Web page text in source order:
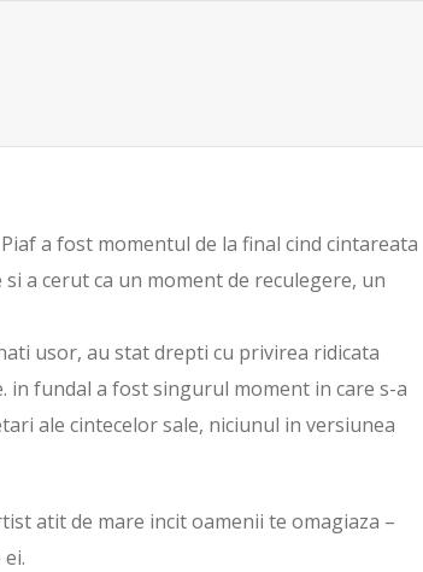
a fost momentul de la final cind cintareata
a cerut ca un moment de reculegere, un
usor, au stat drepti cu privirea ridicata
in fundal a fost singurul moment in care s-a
ale cintecelor sale, niciunul in versiunea
atit de mare incit oamenii te omagiaza –